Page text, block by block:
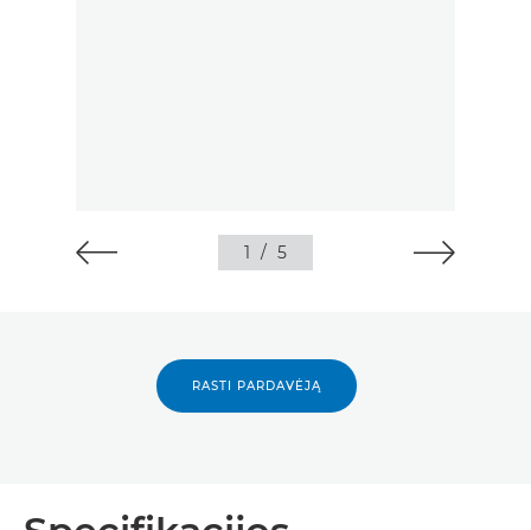
1 / 5
RASTI PARDAVĖJĄ